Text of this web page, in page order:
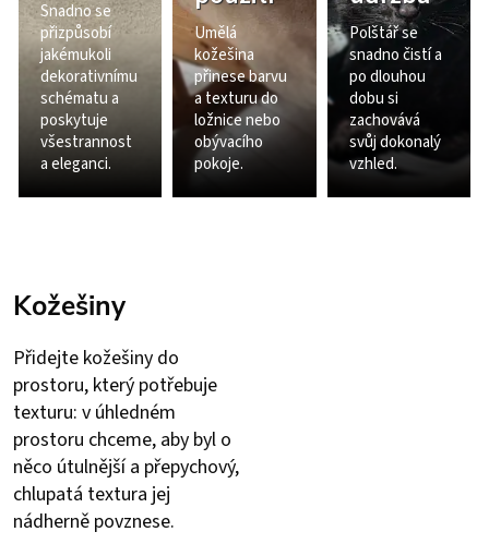
Snadno se
přizpůsobí
jakémukoli
dekorativnímu
schématu a
poskytuje
všestrannost
a eleganci.
Umělá
kožešina
přinese barvu
a texturu do
ložnice nebo
obývacího
pokoje.
Polštář se
snadno čistí a
po dlouhou
dobu si
zachovává
svůj dokonalý
vzhled.
Kožešiny
Přidejte kožešiny do
prostoru, který potřebuje
texturu: v úhledném
prostoru chceme, aby byl o
něco útulnější a přepychový,
chlupatá textura jej
nádherně povznese.